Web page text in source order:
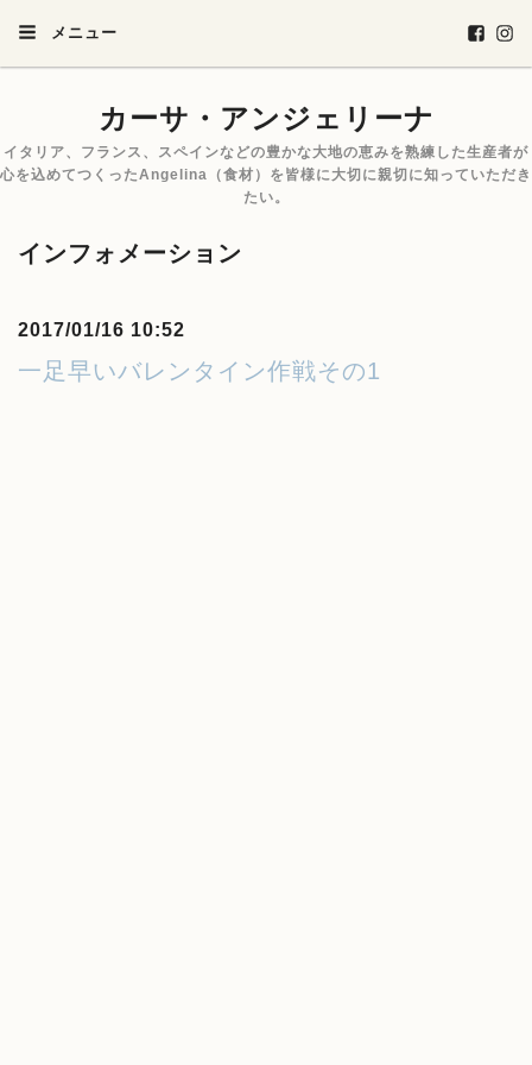
メニュー
カーサ・アンジェリーナ
イタリア、フランス、スペインなどの豊かな大地の恵みを熟練した生産者が
心を込めてつくったAngelina（食材）を皆様に大切に親切に知っていただき
たい。
インフォメーション
2017/01/16 10:52
一足早いバレンタイン作戦その1